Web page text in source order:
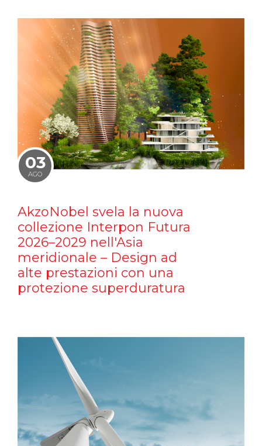
03
AGO
AkzoNobel svela la nuova
collezione Interpon Futura
2026–2029 nell'Asia
meridionale – Design ad
alte prestazioni con una
protezione superduratura